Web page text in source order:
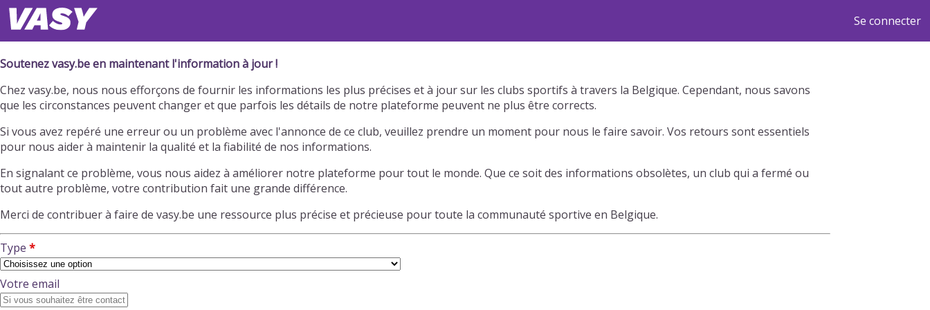
Se connecter
Soutenez vasy.be en maintenant l'information à jour !
Chez vasy.be, nous nous efforçons de fournir les informations les plus précises et à jour sur les clubs sportifs à travers la Belgique. Cependant, nous savons
que les circonstances peuvent changer et que parfois les détails de notre plateforme peuvent ne plus être corrects.
Si vous avez repéré une erreur ou un problème avec l'annonce de ce club, veuillez prendre un moment pour nous le faire savoir. Vos retours sont essentiels
pour nous aider à maintenir la qualité et la fiabilité de nos informations.
En signalant ce problème, vous nous aidez à améliorer notre plateforme pour tout le monde. Que ce soit des informations obsolètes, un club qui a fermé ou
tout autre problème, votre contribution fait une grande différence.
Merci de contribuer à faire de vasy.be une ressource plus précise et précieuse pour toute la communauté sportive en Belgique.
Type
Votre email